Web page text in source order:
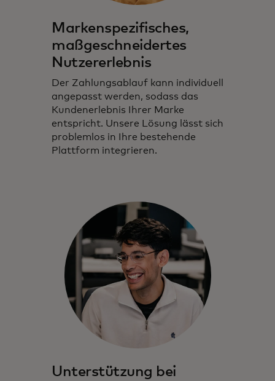
Markenspezifisches,
maßgeschneidertes
Nutzererlebnis
Der Zahlungsablauf kann individuell
angepasst werden, sodass das
Kundenerlebnis Ihrer Marke
entspricht. Unsere Lösung lässt sich
problemlos in Ihre bestehende
Plattform integrieren.
Unterstützung bei